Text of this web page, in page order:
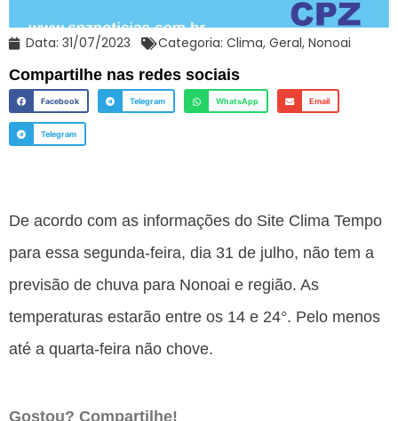
Data: 31/07/2023 Categoria: Clima, Geral, Nonoai
Compartilhe nas redes sociais
Facebook Telegram WhatsApp Email
Telegram
De acordo com as informações do Site Clima Tempo
para essa segunda-feira, dia 31 de julho, não tem a
previsão de chuva para Nonoai e região. As
temperaturas estarão entre os 14 e 24°. Pelo menos
até a quarta-feira não chove.
Gostou? Compartilhe!